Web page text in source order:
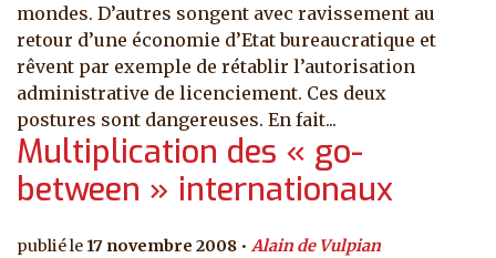
mondes. D’autres songent avec ravissement au
retour d’une économie d’Etat bureaucratique et
rêvent par exemple de rétablir l’autorisation
administrative de licenciement. Ces deux
postures sont dangereuses. En fait...
Multiplication des « go-
between » internationaux
17 novembre 2008
Alain de Vulpian